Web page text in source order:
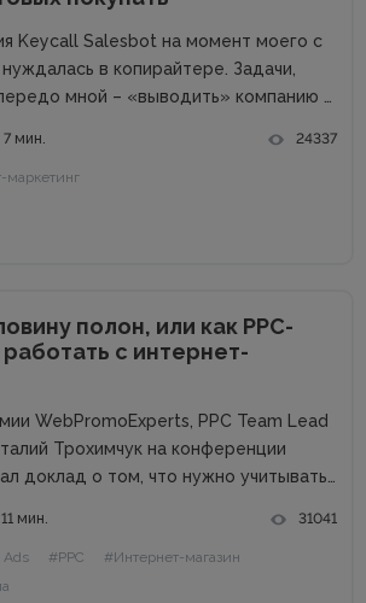
Keycall Salesbot на момент моего с
в копирайтере. Задачи,
мной – «выводить» компанию в
но все же ясная – мне
7 мин. 24337
маркетинг
полон, или как PPC-
с интернет-
WebPromoExperts, PPC Team Lead
Трохимчук на конференции
доклад о том, что нужно учитывать
специалистам, которые
или в маленьких агентствах.
11 мин. 31041
Ads #PPC
#Интернет-магазин